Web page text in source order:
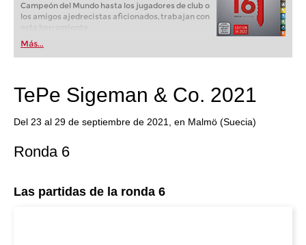
Campeón del Mundo hasta los jugadores de club o
los amigos ajedrecistas aficionados, trabajan con
Más...
TePe Sigeman & Co. 2021
Del 23 al 29 de septiembre de 2021, en Malmö (Suecia)
Ronda 6
Las partidas de la ronda 6